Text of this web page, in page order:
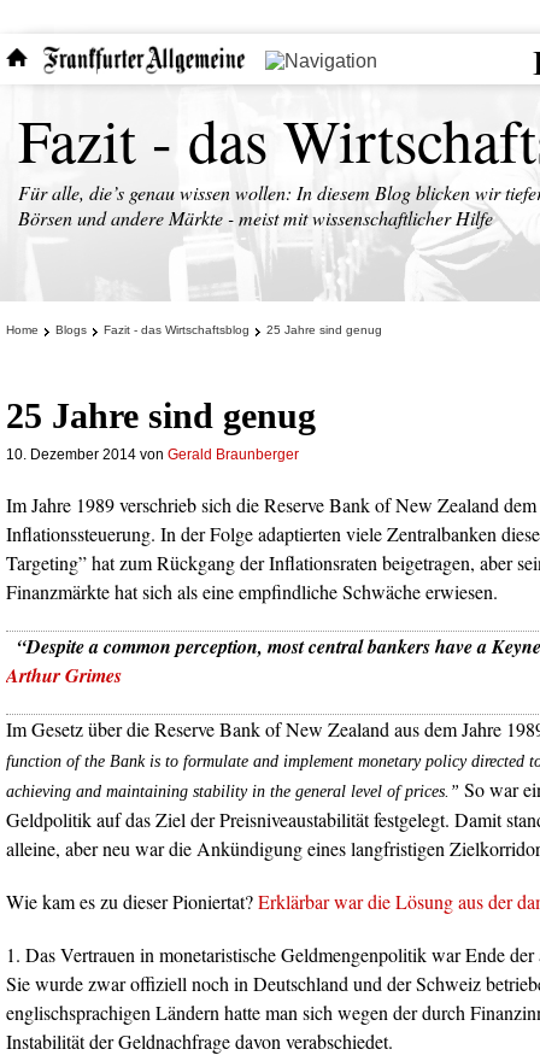
Fazit - das
Für alle, die’s genau wissen wollen: In diesem Blog blicken wir
Börsen und andere Märkte - meist mit wissenschaftlicher Hilfe
Home Blogs Fazit - das Wirtschaftsblog 25 Jahre sind genug
25 Jahre sind genug
10. Dezember 2014 von Gerald Braunberger
Im Jahre 1989 verschrieb sich die Reserve Bank of New Zealand
Inflationssteuerung. In der Folge adaptierten viele Zentralbanken
Targeting” hat zum Rückgang der Inflationsraten beigetragen, aber
Finanzmärkte hat sich als eine empfindliche Schwäche erwiesen.
“Despite a common perception, most central bankers have a
Arthur Grimes
Im Gesetz über die Reserve Bank of New Zealand aus dem Jahre
function of the Bank is to formulate and implement monetary policy directed
achieving and maintaining stability in the general level of prices.” So war
Geldpolitik auf das Ziel der Preisniveaustabilität festgelegt. Damit
alleine, aber neu war die Ankündigung eines langfristigen
Wie kam es zu dieser Pioniertat?Erklärbar war die Lösung aus der
1. Das Vertrauen in monetaristische Geldmengenpolitik war Ende der
Sie wurde zwar offiziell noch in Deutschland und der Schweiz
englischsprachigen Ländern hatte man sich wegen der durch
Instabilität der Geldnachfrage davon verabschiedet.